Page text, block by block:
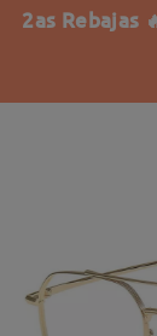
2as Rebajas